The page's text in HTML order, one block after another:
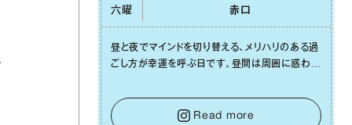
六曜 ⾚⼝
昼と夜でマインドを切り替える、メリハリのある過
ごし⽅が幸運を呼ぶ⽇です。昼間は周囲に惑わさ
をキープして。そして夜は、疲れや寂しさから⽢
い⾔葉に流されないよう、⼼にしっかりブレーキ
Read more